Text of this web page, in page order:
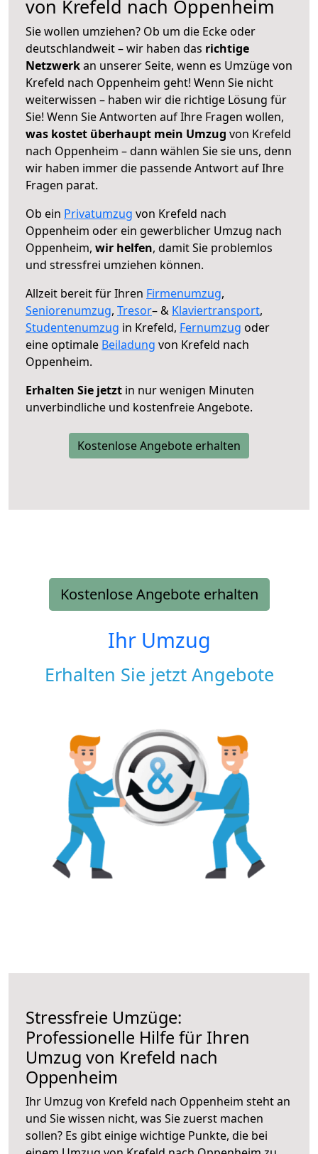
von Krefeld nach Oppenheim
Sie wollen umziehen? Ob um die Ecke oder
deutschlandweit – wir haben das richtige
Netzwerkan unserer Seite, wenn es Umzüge von
Krefeld nach Oppenheim geht! Wenn Sie nicht
weiterwissen – haben wir die richtige Lösung für
Sie! Wenn Sie Antworten auf Ihre Fragen wollen,
was kostet überhaupt mein Umzug von Krefeld
nach Oppenheim – dann wählen Sie sie uns, denn
wir haben immer die passende Antwort auf Ihre
Fragen parat.
Ob ein Privatumzug von Krefeld nach
Oppenheim oder ein gewerblicher Umzug nach
Oppenheim, wir helfen, damit Sie problemlos
und stressfrei umziehen können.
Allzeit bereit für Ihren Firmenumzug,
Seniorenumzug, Tresor– & Klaviertransport,
Studentenumzug in Krefeld, Fernumzug oder
eine optimale Beiladung von Krefeld nach
Oppenheim.
Erhalten Sie jetzt in nur wenigen Minuten
unverbindliche und kostenfreie Angebote.
Kostenlose Angebote erhalten
Kostenlose Angebote erhalten
Ihr Umzug
Erhalten Sie jetzt Angebote
Stressfreie Umzüge:
Professionelle Hilfe für Ihren
Umzug von Krefeld nach
Oppenheim
Ihr Umzug von Krefeld nach Oppenheim steht an
und Sie wissen nicht, was Sie zuerst machen
sollen? Es gibt einige wichtige Punkte, die bei